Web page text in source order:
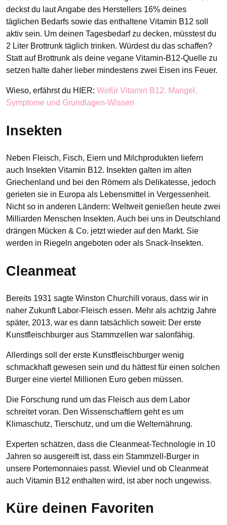
deckst du laut Angabe des Herstellers 16% deines
täglichen Bedarfs sowie das enthaltene Vitamin B12 soll
aktiv sein. Um deinen Tagesbedarf zu decken, müsstest du
2 Liter Brottrunk täglich trinken. Würdest du das schaffen?
Statt auf Brottrunk als deine vegane Vitamin-B12-Quelle zu
setzen halte daher lieber mindestens zwei Eisen ins Feuer.
Wieso, erfährst du HIER: Wofür Vitamin B12. Mangel,
Symptome und Grundlagen-Wissen
Insekten
Neben Fleisch, Fisch, Eiern und Milchprodukten liefern
auch Insekten Vitamin B12. Insekten galten im alten
Griechenland und bei den Römern als Delikatesse, jedoch
gerieten sie in Europa als Lebensmittel in Vergessenheit.
Nicht so in anderen Ländern: Weltweit genießen heute zwei
Milliarden Menschen Insekten. Auch bei uns in Deutschland
drängen Mücken & Co. jetzt wieder auf den Markt. Sie
werden in Riegeln angeboten oder als Snack-Insekten.
Cleanmeat
Bereits 1931 sagte Winston Churchill voraus, dass wir in
naher Zukunft Labor-Fleisch essen. Mehr als achtzig Jahre
später, 2013, war es dann tatsächlich soweit: Der erste
Kunstfleischburger aus Stammzellen war salonfähig.
Allerdings soll der erste Kunstfleischburger wenig
schmackhaft gewesen sein und du hättest für einen solchen
Burger eine viertel Millionen Euro geben müssen.
Die Forschung rund um das Fleisch aus dem Labor
schreitet voran. Den Wissenschaftlern geht es um
Klimaschutz, Tierschutz, und um die Welternährung.
Experten schätzen, dass die Cleanmeat-Technologie in 10
Jahren so ausgereift ist, dass ein Stammzell-Burger in
unsere Portemonnaies passt. Wieviel und ob Cleanmeat
auch Vitamin B12 enthalten wird, ist aber noch ungewiss.
Küre deinen Favoriten